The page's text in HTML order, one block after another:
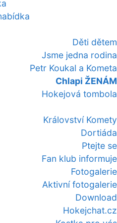
Děti dětem
Jsme jedna rodina
Petr Koukal a Kometa
Chlapi ŽENÁM
Hokejová tombola
Království Komety
Dortiáda
Ptejte se
Fan klub informuje
Fotogalerie
Aktivní fotogalerie
Download
Hokejchat.cz